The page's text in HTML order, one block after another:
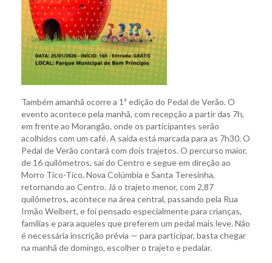
Também amanhã ocorre a 1ª edição do Pedal de Verão. O
evento acontece pela manhã, com recepção a partir das 7h,
em frente ao Morangão, onde os participantes serão
acolhidos com um café. A saída está marcada para as 7h30. O
Pedal de Verão contará com dois trajetos. O percurso maior,
de 16 quilômetros, sai do Centro e segue em direção ao
Morro Tico-Tico, Nova Colúmbia e Santa Teresinha,
retornando ao Centro. Já o trajeto menor, com 2,87
quilômetros, acontece na área central, passando pela Rua
Irmão Weibert, e foi pensado especialmente para crianças,
famílias e para aqueles que preferem um pedal mais leve. Não
é necessária inscrição prévia — para participar, basta chegar
na manhã de domingo, escolher o trajeto e pedalar.